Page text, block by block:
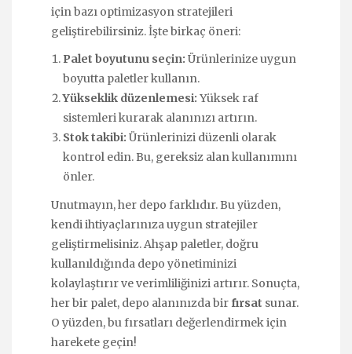
için bazı optimizasyon stratejileri
geliştirebilirsiniz. İşte birkaç öneri:
Palet boyutunu seçin: Ürünlerinize uygun
boyutta paletler kullanın.
Yükseklik düzenlemesi: Yüksek raf
sistemleri kurarak alanınızı artırın.
Stok takibi: Ürünlerinizi düzenli olarak
kontrol edin. Bu, gereksiz alan kullanımını
önler.
Unutmayın, her depo farklıdır. Bu yüzden,
kendi ihtiyaçlarınıza uygun stratejiler
geliştirmelisiniz. Ahşap paletler, doğru
kullanıldığında depo yönetiminizi
kolaylaştırır ve verimliliğinizi artırır. Sonuçta,
her bir palet, depo alanınızda bir fırsat sunar.
O yüzden, bu fırsatları değerlendirmek için
harekete geçin!